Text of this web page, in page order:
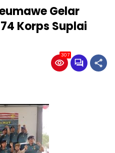
Gelar
Korps Suplai
307